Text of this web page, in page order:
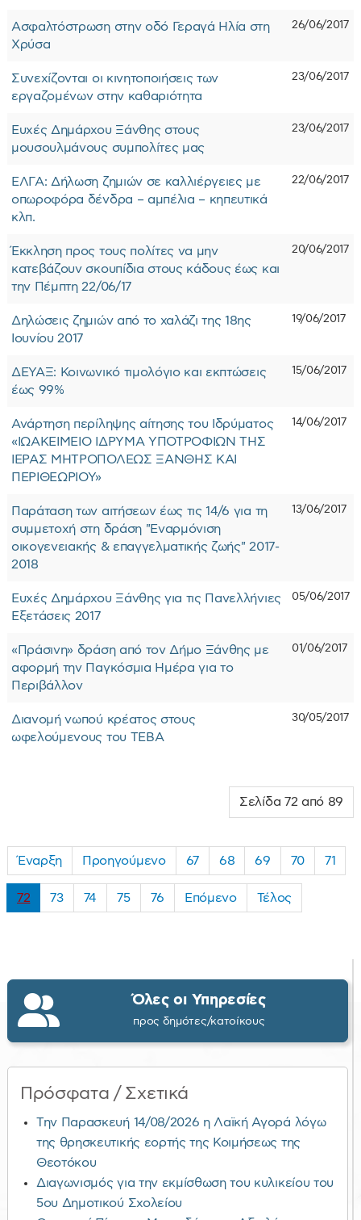
Ασφαλτόστρωση στην οδό Γεραγά Ηλία στη
Χρύσα
26/06/2017
Συνεχίζονται οι κινητοποιήσεις των
εργαζομένων στην καθαριότητα
23/06/2017
Ευχές Δημάρχου Ξάνθης στους
μουσουλμάνους συμπολίτες μας
23/06/2017
ΕΛΓΑ: Δήλωση ζημιών σε καλλιέργειες με
οπωροφόρα δένδρα – αμπέλια – κηπευτικά
κλπ.
22/06/2017
Έκκληση προς τους πολίτες να μην
κατεβάζουν σκουπίδια στους κάδους έως και
την Πέμπτη 22/06/17
20/06/2017
Δηλώσεις ζημιών από το χαλάζι της 18ης
Ιουνίου 2017
19/06/2017
ΔΕΥΑΞ: Κοινωνικό τιμολόγιο και εκπτώσεις
έως 99%
15/06/2017
Ανάρτηση περίληψης αίτησης του Ιδρύματος
«ΙΩΑΚΕΙΜΕΙΟ ΙΔΡΥΜΑ ΥΠΟΤΡΟΦΙΩΝ ΤΗΣ
ΙΕΡΑΣ ΜΗΤΡΟΠΟΛΕΩΣ ΞΑΝΘΗΣ ΚΑΙ
ΠΕΡΙΘΕΩΡΙΟΥ»
14/06/2017
Παράταση των αιτήσεων έως τις 14/6 για τη
συμμετοχή στη δράση "Εναρμόνιση
οικογενειακής & επαγγελματικής ζωής" 2017-
2018
13/06/2017
Ευχές Δημάρχου Ξάνθης για τις Πανελλήνιες
Εξετάσεις 2017
05/06/2017
«Πράσινη» δράση από τον Δήμο Ξάνθης με
αφορμή την Παγκόσμια Ημέρα για το
Περιβάλλον
01/06/2017
Διανομή νωπού κρέατος στους
ωφελούμενους του ΤΕΒΑ
30/05/2017
Σελίδα 72 από 89
Έναρξη Προηγούμενο 67 68 69 70 71
72 73 74 75 76 Επόμενο Τέλος
Όλες οι Υπηρεσίες
προς δημότες/κατοίκους
Πρόσφατα / Σχετικά
Την Παρασκευή 14/08/2026 η Λαϊκή Αγορά λόγω
της θρησκευτικής εορτής της Κοιμήσεως της
Θεοτόκου
Διαγωνισμός για την εκμίσθωση του κυλικείου του
5ου Δημοτικού Σχολείου